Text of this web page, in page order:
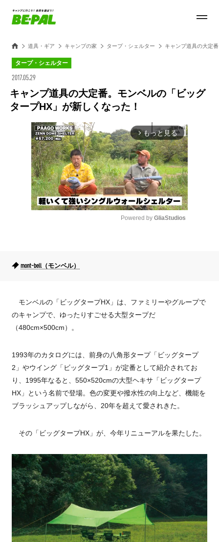
道具・ギア キャンプの家 タープ・シェルター キャンプ道具の大定
タープ・シェルター
2017.05.29
キャンプ道具の大定番。モンベルの「ビッグ
タープHX」が新しくなった！
arrow_forward_ios もっと見る
Powered by GliaStudios
mont-bell（モンベル）
モンベルの「ビッグタープHX」は、ファミリーやグループで
のキャンプで、ゆったりすごせる大型タープだ
（480cm×500cm）。
1993年のカタログには、前身の八角形タープ「ビッグタープ
2」やウイング「ビッグタープ1」が定番として紹介されてお
り、1995年なると、550×520cmの大型ヘキサ「ビッグタープ
HX」という名前で登場。色の変更や撥水性の向上など、機能を
ブラッシュアップしながら、20年を超えて愛されきた。
その「ビッグタープHX」が、今年リニューアルを果たした。